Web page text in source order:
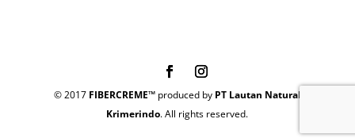
© 2017 FIBERCREME™produced by PT Lautan Natural
Krimerindo. All rights reserved.